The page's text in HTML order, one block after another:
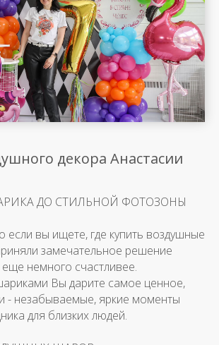
декора Анастасии
ДО СТИЛЬНОЙ ФОТОЗОНЫ
если вы ищете, где купить воздушные
замечательное решение
еще немного счастливее.
Вы дарите самое ценное,
- незабываемые, яркие моменты
для близких людей.